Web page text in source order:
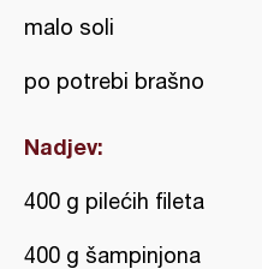
malo soli
po potrebi brašno
Nadjev:
400 g pilećih fileta
400 g šampinjona